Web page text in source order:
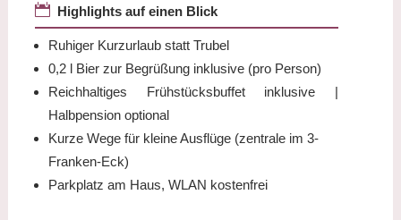
 Highlights auf einen Blick
Ruhiger Kurzurlaub statt Trubel
0,2 l Bier zur Begrüßung inklusive (pro Person)
Reichhaltiges Frühstücksbuffet inklusive |
Halbpension optional
Kurze Wege für kleine Ausflüge (zentrale im 3-
Franken-Eck)
Parkplatz am Haus, WLAN kostenfrei